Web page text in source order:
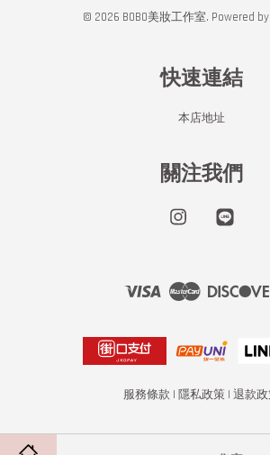
© 2026 BOBO美妝工作室. Powered by
快速連結
本店地址
關注我們
Instagram
Visa Master
服務條款 | 隱私政策 | 退款